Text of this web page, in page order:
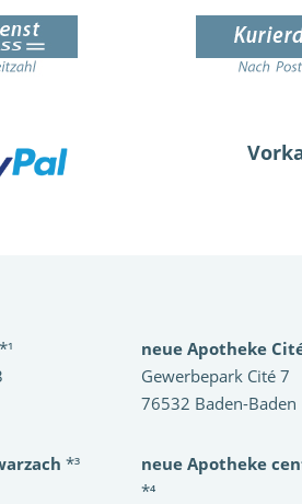
neue Apotheke
Gewerbepark Cité 7
76532 Baden-Baden
*³
neue Apotheke
*⁴